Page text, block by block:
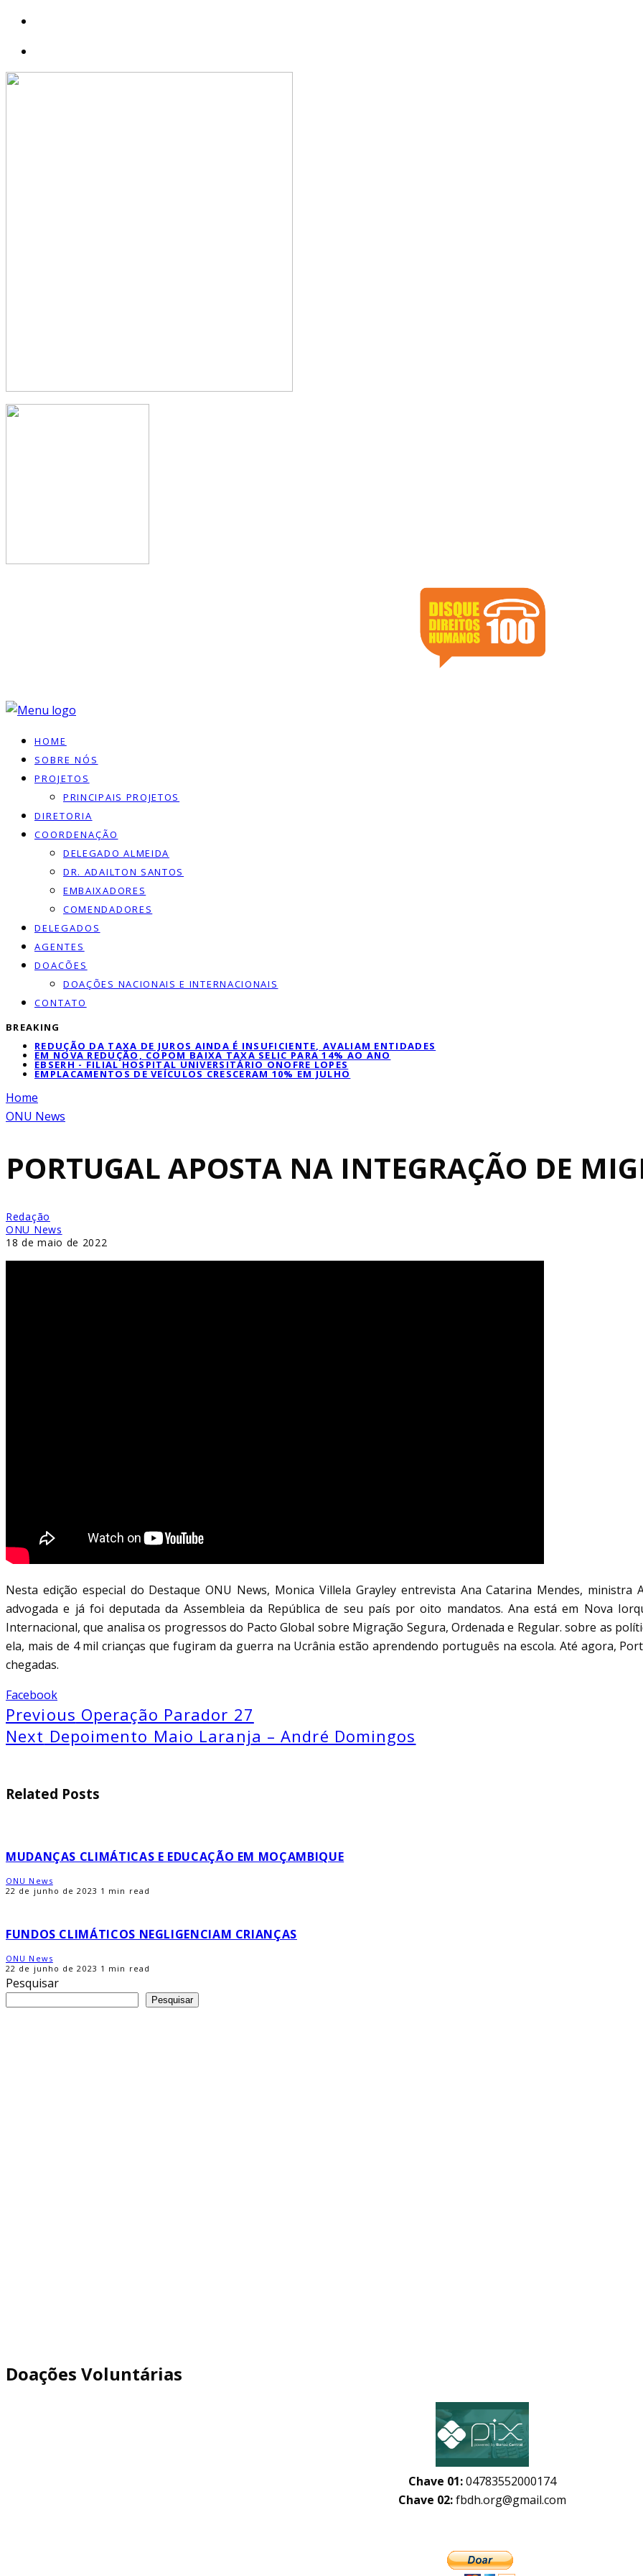
HOME
SOBRE NÓS
PROJETOS
PRINCIPAIS PROJETOS
DIRETORIA
COORDENAÇÃO
DELEGADO ALMEIDA
DR. ADAILTON SANTOS
EMBAIXADORES
COMENDADORES
DELEGADOS
AGENTES
DOACÕES
DOAÇÕES NACIONAIS E INTERNACIONAIS
CONTATO
BREAKING
REDUÇÃO DA TAXA DE JUROS AINDA É INSUFICIENTE, AVALIAM ENTIDADES
EM NOVA REDUÇÃO, COPOM BAIXA TAXA SELIC PARA 14% AO ANO
EBSERH - FILIAL HOSPITAL UNIVERSITÁRIO ONOFRE LOPES
EMPLACAMENTOS DE VEÍCULOS CRESCERAM 10% EM JULHO
Home
ONU News
PORTUGAL APOSTA NA INTEGRAÇÃO DE
Redação
ONU News
18 de maio de 2022
Nesta edição especial do Destaque ONU News, Monica Villela Grayley entrevista Ana Catarina Mendes,
advogada e já foi deputada da Assembleia da República de seu país por oito mandatos. Ana está em Nova
Internacional, que analisa os progressos do Pacto Global sobre Migração Segura, Ordenada e Regular. sobre as
ela, mais de 4 mil crianças que fugiram da guerra na Ucrânia estão aprendendo português na escola. Até agora,
chegadas.
Facebook
Previous Operação Parador 27
Next Depoimento Maio Laranja – André Domingos
Related Posts
MUDANÇAS CLIMÁTICAS E EDUCAÇÃO EM MOÇAMBIQUE
ONU News
22 de junho de 2023 1 min read
FUNDOS CLIMÁTICOS NEGLIGENCIAM CRIANÇAS
ONU News
22 de junho de 2023 1 min read
Pesquisar
Pesquisar
Doações Voluntárias
Chave 01:04783552000174
Chave 02:fbdh.org@gmail.com